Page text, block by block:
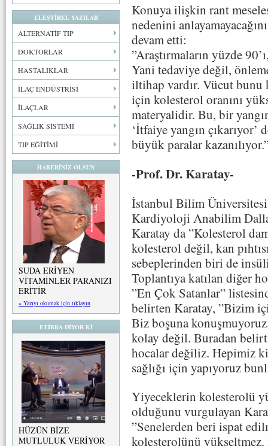
ELEŞTİREL YAZILAR
ALTERNATİF TIP
DOKTORLAR
HASTALIKLAR
İLAÇ ENDÜSTRİSİ
İLAÇLAR
SAĞLIK SİSTEMİ
TIP EĞİTİMİ
HABERİNİZ OLSUN
SUDA ERİYEN
VİTAMİNLER PARANIZI
ERİTİR
» Yazıyı okumak için tıklayın
ETİBBA DİYOR Kİ
HÜZÜN BİZE
MUTLULUK VERİYOR
Konuya ilişkin rant
nedenini
devam etti:
”Araştırmaların yüzde
Yani tedaviye değil,
iltihap vardır. Vücut bunu
için kolesterol oranını
materyalidir. Bu, bir
‘İtfaiye yangın
büyük paralar
-Prof. Dr. Karatay-
İstanbul Bilim Üniversitesi
Kardiyoloji Anabilim
Karatay da ”Kolesterol
kolesterol değil, kan
sebeplerinden biri de
Toplantıya katılan diğer
”En Çok Satanlar”
belirten Karatay, ”Bizim
Biz boşuna
kolay değil. Buradan
hocalar değiliz. Hepimiz
sağlığı için yapıyoruz
Yiyeceklerin kolesterolü
olduğunu vurgulayan
”Senelerden beri ispat
kolesterolünü